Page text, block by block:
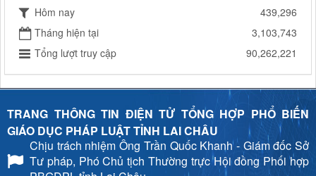
Hôm nay
439,296
Tháng hiện tại
3,103,743
Tổng lượt truy cập
90,262,221
TRANG THÔNG TIN ĐIỆN TỬ TỔNG HỢP PHỔ BIẾN
GIÁO DỤC PHÁP LUẬT TỈNH LAI CHÂU
Chịu trách nhiệmÔng Trần Quốc Khanh - Giám đốc Sở
Tư pháp, Phó Chủ tịch Thường trực Hội đồng Phối hợp